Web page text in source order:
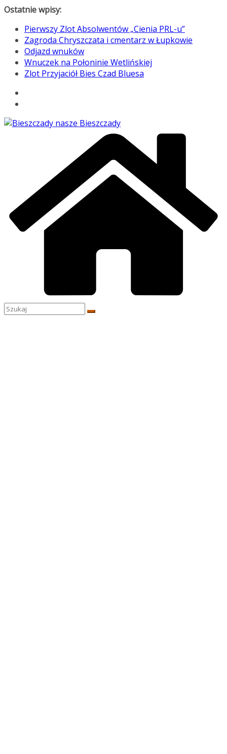
Przejdź
treści
Ostatnie wpisy:
Pierwszy Zlot Absolwentów „Cienia PRL-u”
Zagroda Chryszczata i cmentarz w Łupkowie
Odjazd wnuków
Wnuczek na Połoninie Wetlińskiej
Zlot Przyjaciół Bies Czad Bluesa